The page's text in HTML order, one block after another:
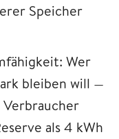
Speicher
Wer
bleiben will —
als 4 kWh